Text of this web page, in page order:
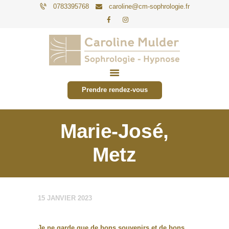
0783395768 caroline@cm-sophrologie.fr
Prendre rendez-vous
Marie-José,
Metz
PARTICULIERS
ENTREPRISES
TARIFS
ACTUALITÉS
CONTACT
15 JANVIER 2023